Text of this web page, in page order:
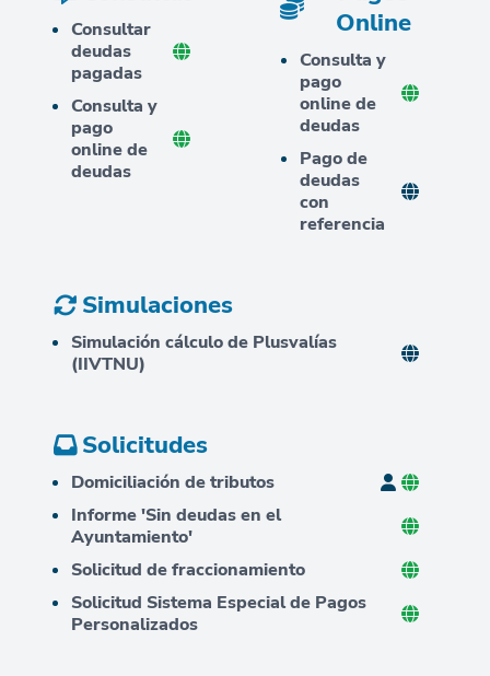
Consultar
deudas
pagadas
Consulta y
pago
online de
deudas
Online
Consulta y
pago
online de
deudas
Pago de
deudas
con
referencia
Simulaciones
Simulación cálculo de Plusvalías
(IIVTNU)
Solicitudes
Domiciliación de tributos
Informe 'Sin deudas en el
Ayuntamiento'
Solicitud de fraccionamiento
Solicitud Sistema Especial de Pagos
Personalizados